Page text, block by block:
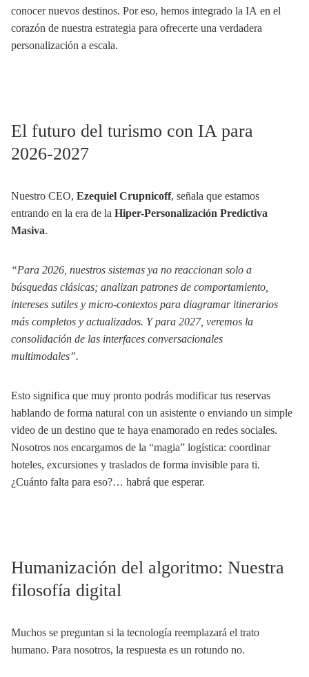
conocer nuevos destinos. Por eso, hemos integrado la IA en el
corazón de nuestra estrategia para ofrecerte una verdadera
personalización a escala.
El futuro del turismo con IA para
2026-2027
Nuestro CEO, Ezequiel Crupnicoff, señala que estamos
entrando en la era de la Hiper-Personalización Predictiva
Masiva.
“Para 2026, nuestros sistemas ya no reaccionan solo a
búsquedas clásicas; analizan patrones de comportamiento,
intereses sutiles y micro-contextos para diagramar itinerarios
más completos y actualizados. Y para 2027, veremos la
consolidación de las interfaces conversacionales
multimodales”.
Esto significa que muy pronto podrás modificar tus reservas
hablando de forma natural con un asistente o enviando un simple
video de un destino que te haya enamorado en redes sociales.
Nosotros nos encargamos de la “magia” logística: coordinar
hoteles, excursiones y traslados de forma invisible para ti.
¿Cuánto falta para eso?… habrá que esperar.
Humanización del algoritmo: Nuestra
filosofía digital
Muchos se preguntan si la tecnología reemplazará el trato
humano. Para nosotros, la respuesta es un rotundo no.